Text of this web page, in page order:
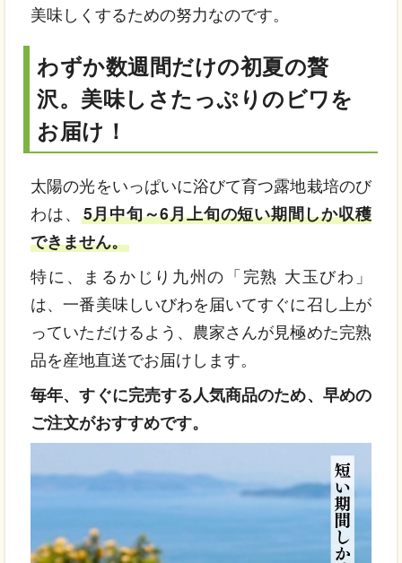
美味しくするための努力なのです。
わずか数週間だけの初夏の贅
沢。美味しさたっぷりのビワを
お届け！
太陽の光をいっぱいに浴びて育つ露地栽培のび
わは、 5月中旬～6月上旬の短い期間しか収穫
できません。
特に、まるかじり九州の「完熟 大玉びわ」
は、一番美味しいびわを届いてすぐに召し上が
っていただけるよう、農家さんが見極めた完熟
品を産地直送でお届けします。
毎年、すぐに完売する人気商品のため、早めの
ご注文がおすすめです。